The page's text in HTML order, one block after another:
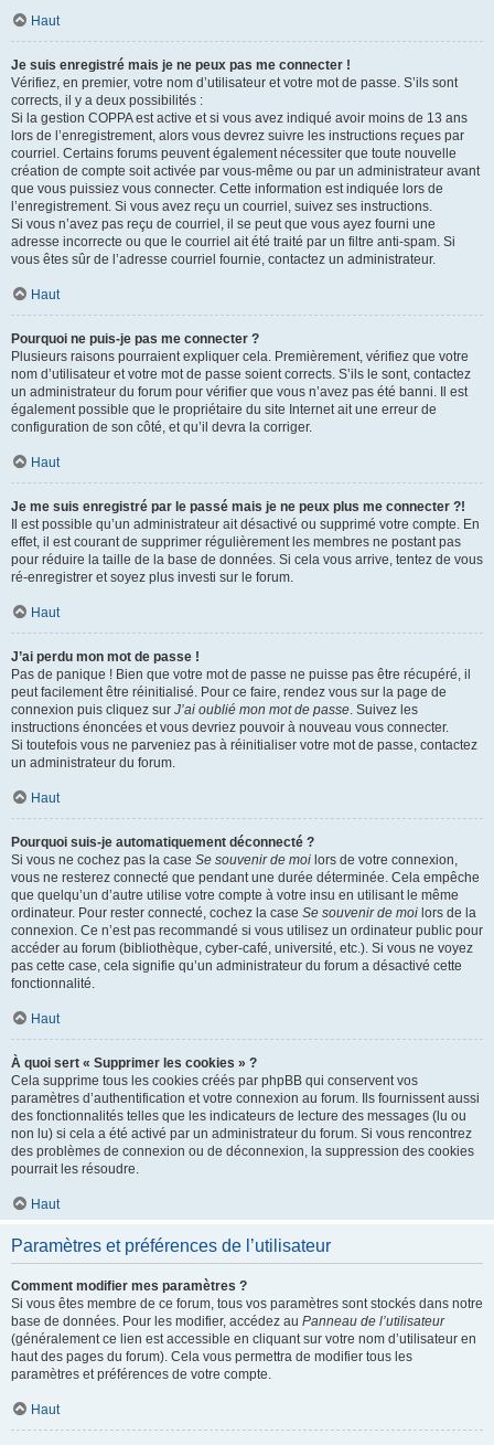
Haut
Je suis enregistré mais je ne peux pas me connecter !
Vérifiez, en premier, votre nom d’utilisateur et votre mot de passe. S’ils sont
corrects, il y a deux possibilités :
Si la gestion COPPA est active et si vous avez indiqué avoir moins de 13 ans
lors de l’enregistrement, alors vous devrez suivre les instructions reçues par
courriel. Certains forums peuvent également nécessiter que toute nouvelle
création de compte soit activée par vous-même ou par un administrateur avant
que vous puissiez vous connecter. Cette information est indiquée lors de
l’enregistrement. Si vous avez reçu un courriel, suivez ses instructions.
Si vous n’avez pas reçu de courriel, il se peut que vous ayez fourni une
adresse incorrecte ou que le courriel ait été traité par un filtre anti-spam. Si
vous êtes sûr de l’adresse courriel fournie, contactez un administrateur.
Haut
Pourquoi ne puis-je pas me connecter ?
Plusieurs raisons pourraient expliquer cela. Premièrement, vérifiez que votre
nom d’utilisateur et votre mot de passe soient corrects. S’ils le sont, contactez
un administrateur du forum pour vérifier que vous n’avez pas été banni. Il est
également possible que le propriétaire du site Internet ait une erreur de
configuration de son côté, et qu’il devra la corriger.
Haut
Je me suis enregistré par le passé mais je ne peux plus me connecter ?!
Il est possible qu’un administrateur ait désactivé ou supprimé votre compte. En
effet, il est courant de supprimer régulièrement les membres ne postant pas
pour réduire la taille de la base de données. Si cela vous arrive, tentez de vous
ré-enregistrer et soyez plus investi sur le forum.
Haut
J’ai perdu mon mot de passe !
Pas de panique ! Bien que votre mot de passe ne puisse pas être récupéré, il
peut facilement être réinitialisé. Pour ce faire, rendez vous sur la page de
connexion puis cliquez sur J’ai oublié mon mot de passe. Suivez les
instructions énoncées et vous devriez pouvoir à nouveau vous connecter.
Si toutefois vous ne parveniez pas à réinitialiser votre mot de passe, contactez
un administrateur du forum.
Haut
Pourquoi suis-je automatiquement déconnecté ?
Si vous ne cochez pas la case Se souvenir de moi lors de votre connexion,
vous ne resterez connecté que pendant une durée déterminée. Cela empêche
que quelqu’un d’autre utilise votre compte à votre insu en utilisant le même
ordinateur. Pour rester connecté, cochez la case Se souvenir de moi lors de la
connexion. Ce n’est pas recommandé si vous utilisez un ordinateur public pour
accéder au forum (bibliothèque, cyber-café, université, etc.). Si vous ne voyez
pas cette case, cela signifie qu’un administrateur du forum a désactivé cette
fonctionnalité.
Haut
À quoi sert « Supprimer les cookies » ?
Cela supprime tous les cookies créés par phpBB qui conservent vos
paramètres d’authentification et votre connexion au forum. Ils fournissent aussi
des fonctionnalités telles que les indicateurs de lecture des messages (lu ou
non lu) si cela a été activé par un administrateur du forum. Si vous rencontrez
des problèmes de connexion ou de déconnexion, la suppression des cookies
pourrait les résoudre.
Haut
Paramètres et préférences de l’utilisateur
Comment modifier mes paramètres ?
Si vous êtes membre de ce forum, tous vos paramètres sont stockés dans notre
base de données. Pour les modifier, accédez au Panneau de l’utilisateur
(généralement ce lien est accessible en cliquant sur votre nom d’utilisateur en
haut des pages du forum). Cela vous permettra de modifier tous les
paramètres et préférences de votre compte.
Haut